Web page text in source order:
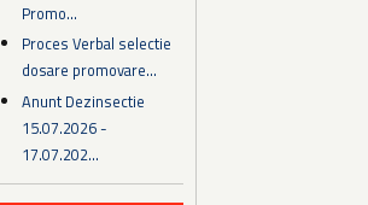
Promo...
Proces Verbal selectie
dosare promovare...
Anunt Dezinsectie
15.07.2026 -
17.07.202...